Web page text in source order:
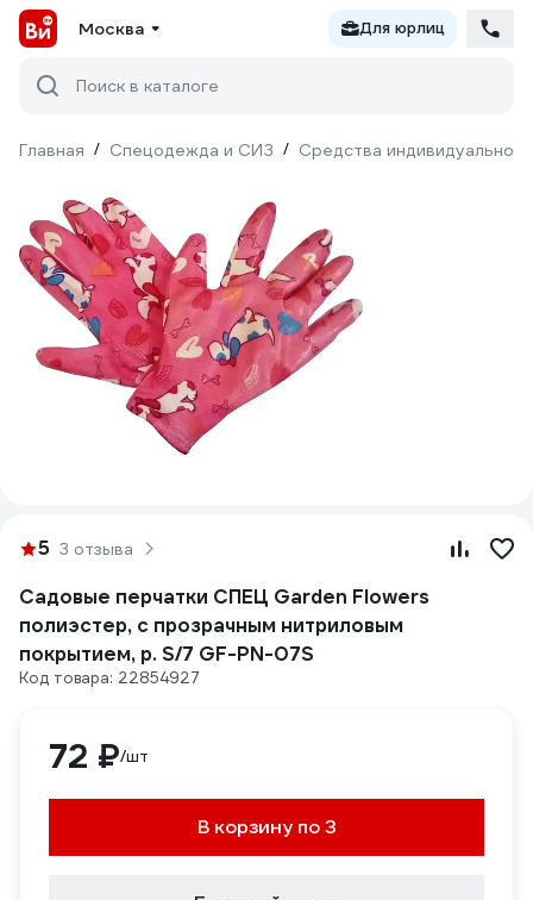
Москва Для юрлиц
Поиск в каталоге
Главная / Спецодежда и СИЗ / Средства индивидуальной
5 3 отзыва
Садовые перчатки СПЕЦ Garden Flowers
полиэстер, с прозрачным нитриловым
покрытием, р. S/7 GF-PN-07S
Код товара: 22854927
72 ₽/шт
В корзину по 3